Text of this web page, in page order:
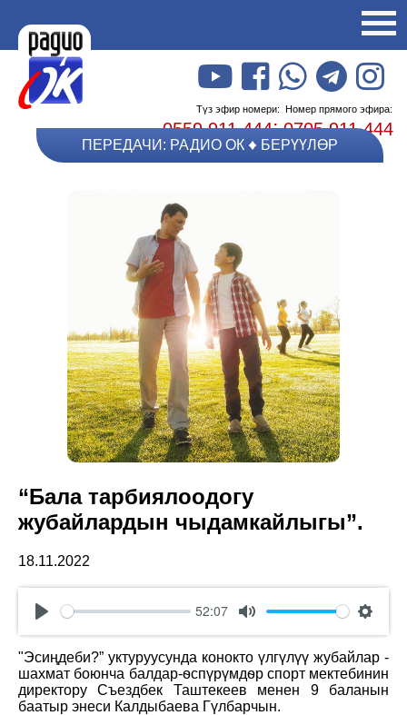
Түз эфир номери: Номер прямого эфира:
0559 911 444;0705 911 444
ПЕРЕДАЧИ: РАДИО ОК БЕРҮҮЛӨР
“Бала тарбиялоодогу
жубайлардын чыдамкайлыгы”.
18.11.2022
Play
52:07
Mute
"Эсиңдеби?” уктуруусунда конокто үлгүлүү жубайлар -
шахмат боюнча балдар-ѳспүрүмдѳр спорт мектебинин
директору Съездбек Таштекеев менен 9 баланын
баатыр энеси Калдыбаева Гүлбарчын.